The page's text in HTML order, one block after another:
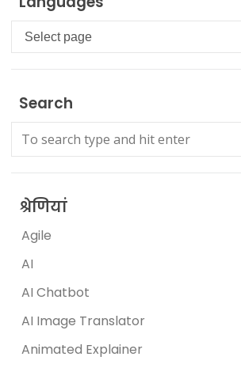
Languages
Search
श्रेणियां
Agile
AI
AI Chatbot
AI Image Translator
Animated Explainer